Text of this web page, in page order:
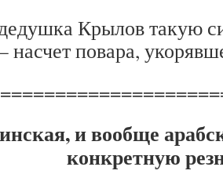
Крылов такую
насчет повара,
и вообще
конкретную